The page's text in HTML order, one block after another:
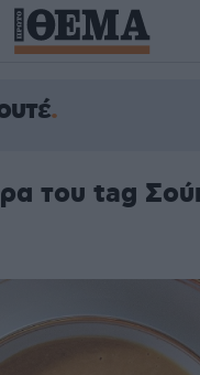
του tag